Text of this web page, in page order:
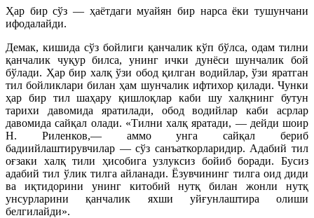
Ҳар бир сўз — ҳаётдаги муайян бир нарса ёки тушунчани
ифодалайди.
Демак, кишида сўз бойлиги қанчалик кўп бўлса, одам тилни
қанчалик чуқур билса, унинг ички дунёси шунчалик бой
бўлади. Ҳар бир халқ ўзи обод қилган водийлар, ўзи яратган
тил бойликлари билан ҳам шунчалик ифтихор қилади. Чунки
ҳар бир тил шаҳару қишлоқлар каби шу халқнинг бутун
тарихи давомида яратилади, обод водийлар каби асрлар
давомида сайқал олади. «Тилни халқ яратади, — дейди шоир
Н. Риленков,— аммо унга сайқал бериб
бадиийлаштирувчилар — сўз санъаткорларидир. Адабий тил
оғзаки халқ тили ҳисобига узлуксиз бойиб боради. Бусиз
адабий тил ўлик тилга айланади. Ёзувчининг тилга оид диди
ва иқтидорини унинг китобий нутқ билан жонли нутқ
унсурларини қанчалик яхши уйғунлаштира олиши
белгилайди».